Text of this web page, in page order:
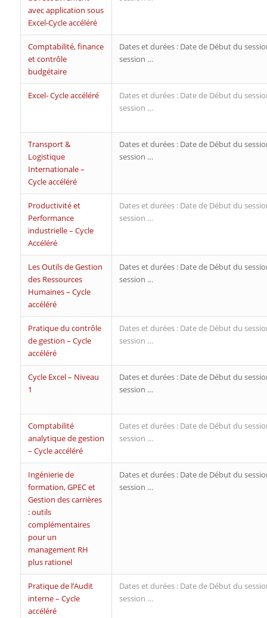
avec application sous
Excel-Cycle accéléré
Comptabilité, finance
et contrôle
budgétaire
Dates et durées : Date de Début du
session …
Excel- Cycle accéléré
Dates et durées : Date de Début du
session …
Transport &
Logistique
Internationale –
Cycle accéléré
Dates et durées : Date de Début du
session …
Productivité et
Performance
industrielle – Cycle
Accéléré
Dates et durées : Date de Début du
session …
Les Outils de Gestion
des Ressources
Humaines – Cycle
accéléré
Dates et durées : Date de Début du
session …
Pratique du contrôle
de gestion – Cycle
accéléré
Dates et durées : Date de Début du
session …
Cycle Excel – Niveau
1
Dates et durées : Date de Début du
session …
Comptabilité
analytique de gestion
– Cycle accéléré
Dates et durées : Date de Début du
session …
Ingénierie de
formation, GPEC et
Gestion des carrières
: outils
complémentaires
pour un
management RH
plus rationel
Dates et durées : Date de Début du
session …
Pratique de l’Audit
interne – Cycle
accéléré
Dates et durées : Date de Début du
session …